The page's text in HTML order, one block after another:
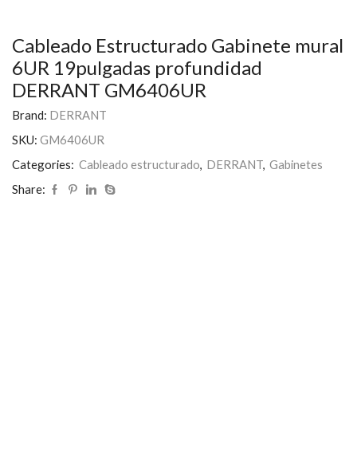
Cableado Estructurado Gabinete mural
6UR 19pulgadas profundidad
DERRANT GM6406UR
Brand: DERRANT
SKU: GM6406UR
Categories: Cableado estructurado, DERRANT, Gabinetes
Share: